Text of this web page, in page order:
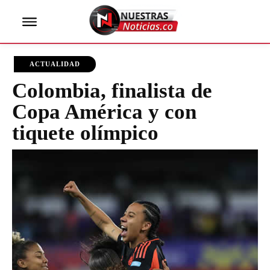
ACTUALIDAD
Colombia, finalista de
Copa América y con
tiquete olímpico